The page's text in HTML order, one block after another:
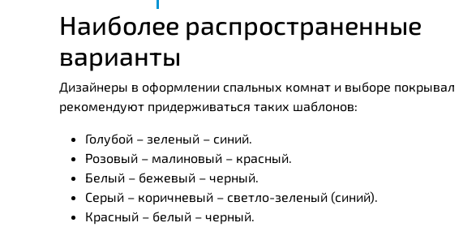
Наиболее распространенные
варианты
Дизайнеры в оформлении спальных комнат и выборе покрывал
рекомендуют придерживаться таких шаблонов:
Голубой – зеленый – синий.
Розовый – малиновый – красный.
Белый – бежевый – черный.
Серый – коричневый – светло-зеленый (синий).
Красный – белый – черный.